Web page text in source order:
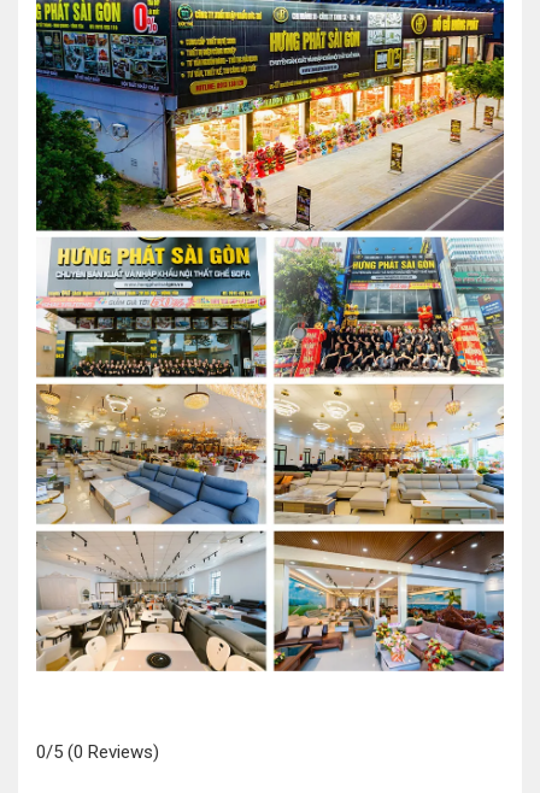
0/5 (0 Reviews)